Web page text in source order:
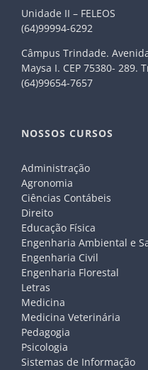
Unidade II – FELEOS
(64)99994-6292
Câmpus Trindade.
Maysa I. CEP 75380- 289.
(64)99654-7657
NOSSOS CURSOS
Administração
Agronomia
Ciências Contábeis
Direito
Educação Física
Engenharia Ambiental e
Engenharia Civil
Engenharia Florestal
Letras
Medicina
Medicina Veterinária
Pedagogia
Psicologia
Sistemas de Informação